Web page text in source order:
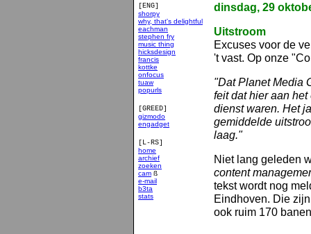
[ENG]
shorpy
why, that's delightful
eachman
stephen fry
music thing
hicksdesign
francis
kottke
onfocus
tuaw
popurls
[GREED]
gizmodo
engadget
[L-RS]
home
archief
zoeken
cam ß
e-mail
b3ta
stats
dinsdag, 29
Uitstroom
Excuses voor de
't vast. Op onze
"Dat Planet Media
feit dat hier aan
dienst waren. Het
gemiddelde
laag."
Niet lang geleden
content
tekst wordt nog
Eindhoven. Die
ook ruim 170